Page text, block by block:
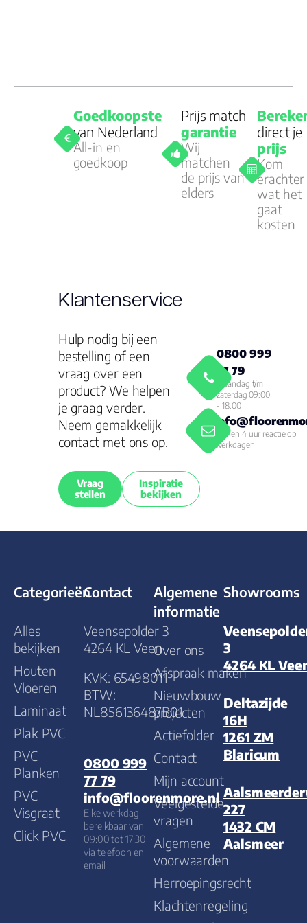
Goedkoopste
van Nederland
All-in en
goedkoop
Prijs match
garantie
Wij
matchen
de prijs van
elders
direct je
prijs
Kom
erachter
wat het
gaat
kosten
Klantenservice
Hulp nodig bij een
bestelling of een
vraag over een
product? We helpen
je graag verder.
Neem gemakkelijk
contact met ons op.
Vraag
stellen
Inspiratie
bekijken
0800 999
77 79
Maandag t/m
zaterdag 09:00
- 18:00
Binnen 4 uur reactie op
werkdagen
Categorieën
Alles
bekijken
Houten
Vloeren
Laminaat
Plak PVC
PVC
Planken
PVC
Visgraat
Click PVC
Contact
Veensepolder 3
4264 KL Veen
KVK: 65498011
BTW:
NL856136487B01
0800 999
77 79
info@floorenmore.nl
Elke werkdag
bereikbaar van
09:00 tot 17:30
via telefoon en
email
Algemene
informatie
Over ons
Afspraak maken
Nieuwbouw
projecten
Actiefolder
Contact
Mijn account
Veelgestelde
vragen
Algemene
voorwaarden
Herroepingsrecht
Klachtenregeling
Showrooms
3
4264 KL
Deltazijde
16H
1261 ZM
Blaricum
227
1432 CM
Aalsmeer